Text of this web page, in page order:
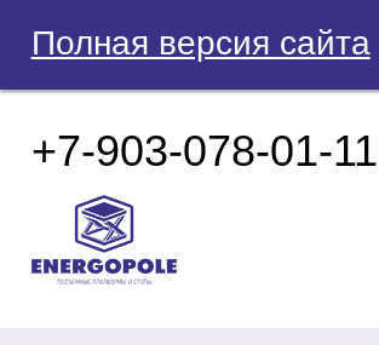
Полная версия сайта
+7-903-078-01-11